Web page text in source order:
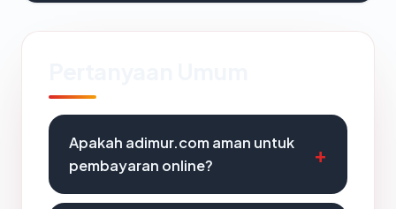
Apakah adimur.com aman untuk
pembayaran online?